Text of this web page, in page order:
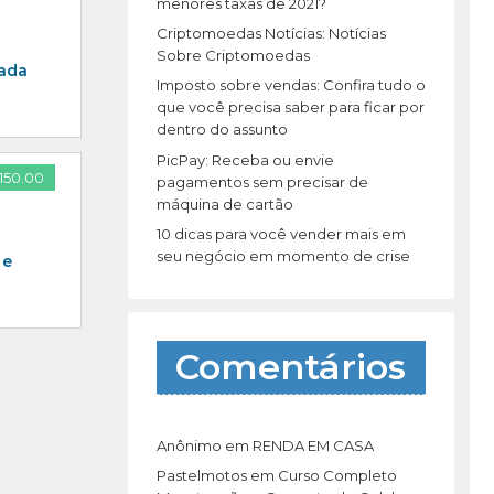
:
Criptomoedas Notícias: Notícias
Sobre Criptomoedas
Imposto sobre vendas: Confira tudo o
que você precisa saber para ficar por
dentro do assunto
PicPay: Receba ou envie
pagamentos sem precisar de
máquina de cartão
10 dicas para você vender mais em
seu negócio em momento de crise
Comentários
Anônimo em RENDA EM CASA
Pastelmotosem Curso Completo